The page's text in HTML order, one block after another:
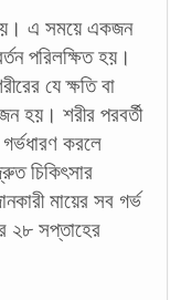
এ সময়ে একজন
পরিলক্ষিত হয়।
যে ক্ষতি বা
হয়। শরীর পরবর্তী
করলে
চিকিৎসার
মায়ের সব গর্ভ
২৮ সপ্তাহের